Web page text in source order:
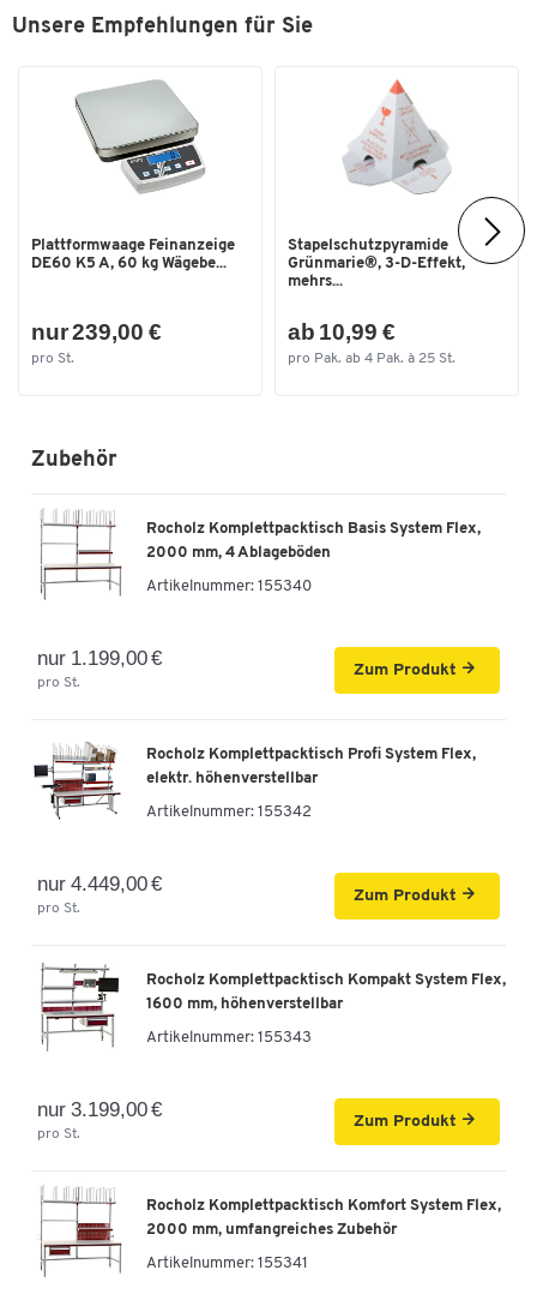
Unsere Empfehlungen für Sie
Plattformwaage Feinanzeige
DE60 K5 A, 60 kg Wägebe...
nur 239,00 €
pro St.
Stapelschutzpyramide
Grünmarie®, 3-D-Effekt,
mehrs...
ab 10,99 €
pro Pak. ab 4 Pak. à 25 St.
Zubehör
Rocholz Komplettpacktisch Basis System Flex,
2000 mm, 4 Ablageböden
Artikelnummer: 155340
nur 1.199,00 €
pro St.
Zum Produkt
Rocholz Komplettpacktisch Profi System Flex,
elektr. höhenverstellbar
Artikelnummer: 155342
nur 4.449,00 €
pro St.
Zum Produkt
Rocholz Komplettpacktisch Kompakt System Flex,
1600 mm, höhenverstellbar
Artikelnummer: 155343
nur 3.199,00 €
pro St.
Zum Produkt
Rocholz Komplettpacktisch Komfort System Flex,
2000 mm, umfangreiches Zubehör
Artikelnummer: 155341
Zum Zoomen doppeltippen